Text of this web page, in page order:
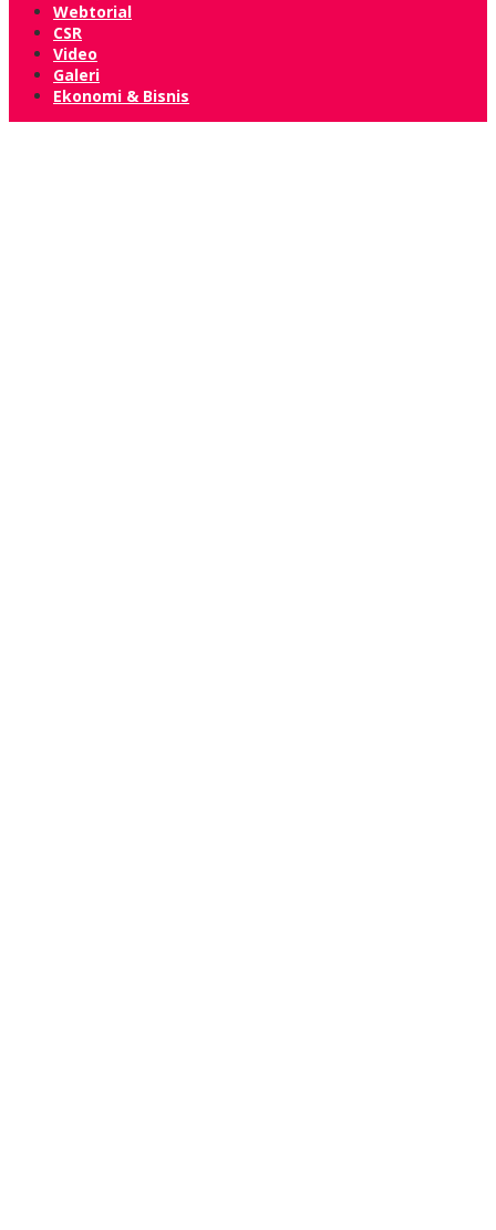
Webtorial
CSR
Video
Galeri
Ekonomi & Bisnis